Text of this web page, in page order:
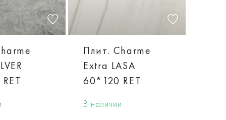
Плит. Charme
Extra LASA
60*120 RET
В наличии